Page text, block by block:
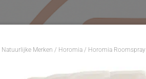
Natuurlijke Merken / Horomia / Horomia Roomspray